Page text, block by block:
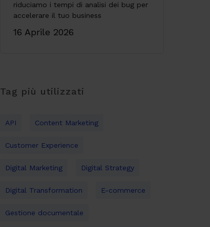
riduciamo i tempi di analisi dei bug per
accelerare il tuo business
16 Aprile 2026
Tag più utilizzati
API Content Marketing
Customer Experience
Digital Marketing Digital Strategy
Digital Transformation E-commerce
Gestione documentale